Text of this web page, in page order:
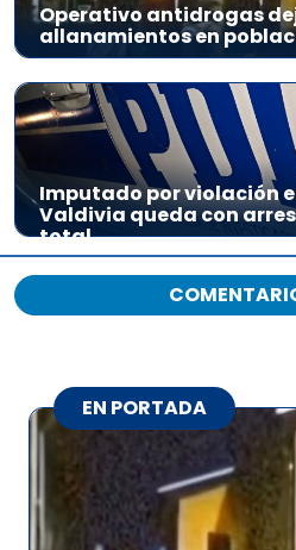
Operativo antidrogas
allanamientos en
Imputado por violación
Valdivia queda con
total
EN PORTADA